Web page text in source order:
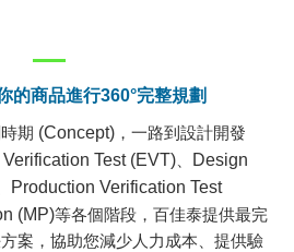
的商品進行360°完整規劃
期 (Concept) ，一路到設計開發
Test (EVT)
Design
Production Verification Test
(MP)等各個階段，百佳泰提供最完
案，協助您減少人力成本、提供驗